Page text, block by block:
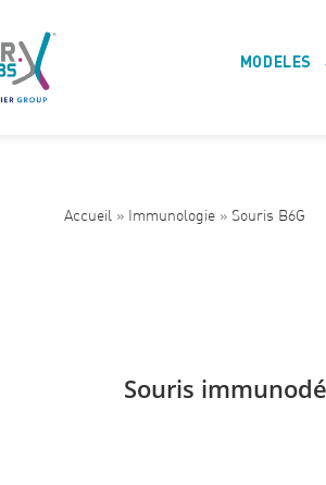
MODELES
Accueil » Immunologie» Souris B6G
Souris